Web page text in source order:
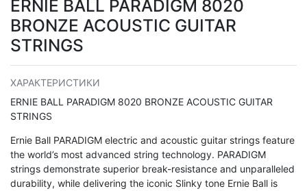
ERNIE BALL PARADIGM 8020
BRONZE ACOUSTIC GUITAR
STRINGS
ХАРАКТЕРИСТИКИ
ERNIE BALL PARADIGM 8020 BRONZE ACOUSTIC GUITAR
STRINGS
Ernie Ball PARADIGM electric and acoustic guitar strings feature
the world’s most advanced string technology. PARADIGM
strings demonstrate superior break-resistance and unparalleled
durability, while delivering the iconic Slinky tone Ernie Ball is